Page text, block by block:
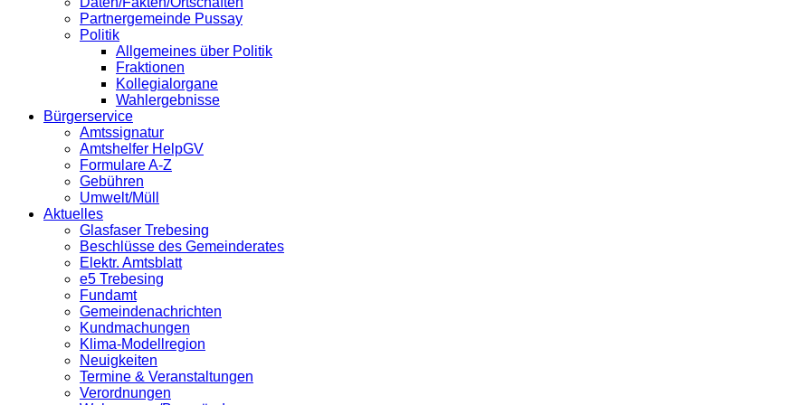
Partnergemeinde Pussay
Politik
Allgemeines über Politik
Fraktionen
Kollegialorgane
Wahlergebnisse
Bürgerservice
Amtssignatur
Amtshelfer HelpGV
Formulare A-Z
Gebühren
Umwelt/Müll
Aktuelles
Glasfaser Trebesing
Beschlüsse des Gemeinderates
Elektr. Amtsblatt
e5 Trebesing
Fundamt
Gemeindenachrichten
Kundmachungen
Klima-Modellregion
Neuigkeiten
Termine & Veranstaltungen
Verordnungen